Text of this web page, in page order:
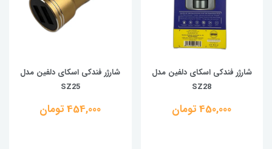
شارژر فندکی اسکای دلفین مدل
SZ28
450,000 تومان
شارژر فندکی اسکای دلفین مدل
SZ25
454,000 تومان